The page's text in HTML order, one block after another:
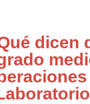
dicen